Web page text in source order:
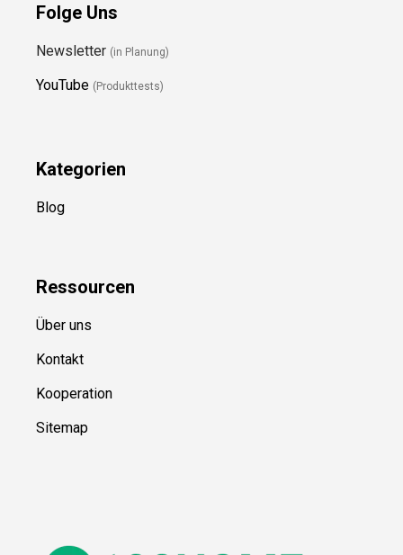
Folge Uns
Newsletter (in Planung)
YouTube (Produkttests)
Kategorien
Blog
Ressourcen
Über uns
Kontakt
Kooperation
Sitemap